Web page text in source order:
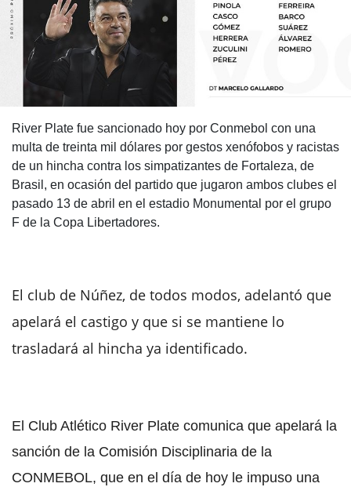
River Plate fue sancionado hoy por Conmebol con una
multa de treinta mil dólares por gestos xenófobos y racistas
de un hincha contra los simpatizantes de Fortaleza, de
Brasil, en ocasión del partido que jugaron ambos clubes el
pasado 13 de abril en el estadio Monumental por el grupo
F de la Copa Libertadores.
El club de Núñez, de todos modos, adelantó que
apelará el castigo y que si se mantiene lo
trasladará al hincha ya identificado.
El Club Atlético River Plate comunica que apelará la
sanción de la Comisión Disciplinaria de la
CONMEBOL, que en el día de hoy le impuso una